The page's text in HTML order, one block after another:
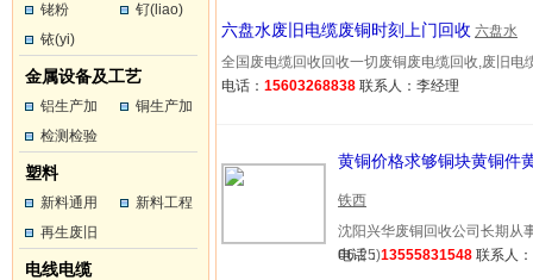
铑粉
钌(liao)
铱(yi)
金属设备及工艺
铝生产加
工
铜生产加
检测检验
塑料
新料通用
塑料
新料工程
再生废旧
塑料
电线电缆
六盘水废旧电缆废铜时刻上门回收 六盘水
全国废电缆回收回收一切废铜废电缆回收,废旧
电话： 15603268838 联系人：李经理
黄铜价格求够铜块黄铜件
铁西
沈阳兴华废铜回收公司长期
06-25)
电话：13555831548 联系人